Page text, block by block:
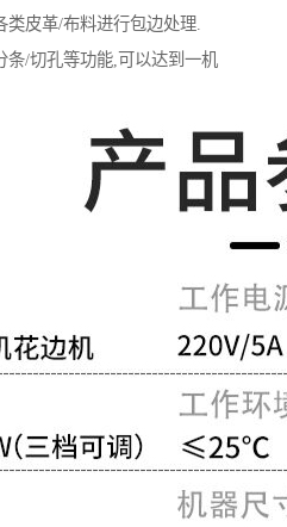
类皮革/布料进行包边处理.
条/切孔等功能,可以达到一机